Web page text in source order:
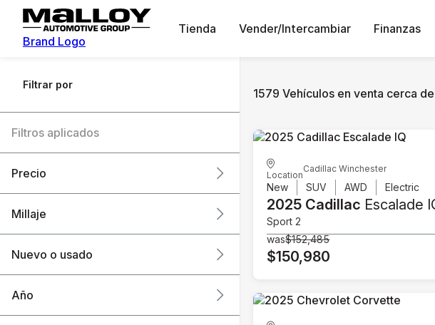
Brand Logo
Tienda Vender/Intercambiar Finanzas
Filtrar por
Filtros aplicados
Precio
Millaje
Nuevo o usado
Año
1579 Vehículos en venta cerca
Location
Cadillac Winchester
New SUV AWD Electric
2025 Cadillac Escalade
Sport 2
was$152,485
$150,980